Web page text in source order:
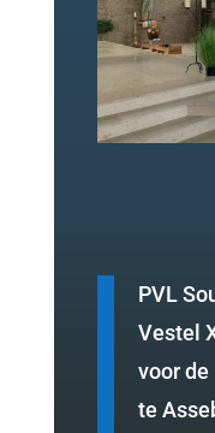
PVL
Vestel
voor
te